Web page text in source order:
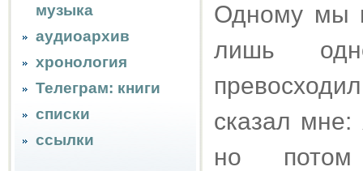
музыка
аудиоархив
хронология
Телеграм: книги
списки
ссылки
Одному мы
лишь
сказал
но